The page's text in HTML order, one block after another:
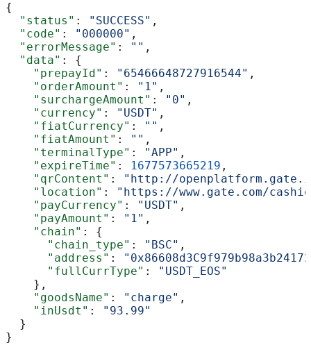
{
  "status"
: "SUCCESS" ,
  "code"
: "000000" ,
  "errorMessage"
: "" ,
  "data"
: {
    "prepayId"
: "65466648727916544" ,
    "orderAmount"
: "1" ,
    "surchargeAmount"
: "0" ,
    "currency"
: "USDT" ,
    "fiatCurrency"
: "" ,
    "fiatAmount"
: "" ,
    "terminalType"
: "APP" ,
    "expireTime"
: 1677573665219 ,
    "qrContent"
:
"http://openplatform.gate.io/qr/
    "location"
:
"https://www.gate.com/
    "payCurrency"
: "USDT" ,
    "payAmount"
: "1" ,
    "chain"
: {
      "chain_type"
: "BSC" ,
      "address"
:
      "fullCurrType"
:
"USDT_EOS"
    },
    "goodsName"
: "charge" ,
    "inUsdt"
:
"93.99"
  }
}